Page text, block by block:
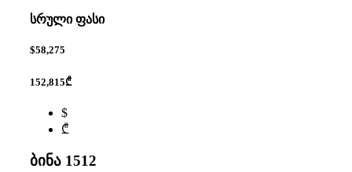
სრული ფასი
$58,275
152,815₾
$
₾
ბინა 1512